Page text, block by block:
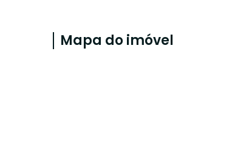
Mapa do imóvel